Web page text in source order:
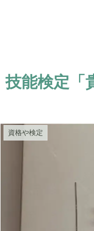
技能検定「
資格や検定